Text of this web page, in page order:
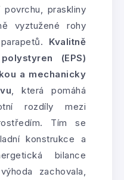
povrchu, praskliny
vyztužené rohy
Kvalitně
(EPS)
a mechanicky
, která pomáhá
rozdíly mezi
Tím se
konstrukce a
bilance
zachovala,